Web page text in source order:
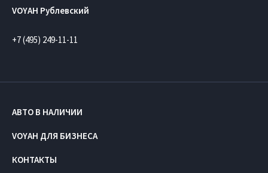
VOYAH Рублевский
+7 (495) 249-11-11
АВТО В НАЛИЧИИ
VOYAH ДЛЯ БИЗНЕСА
КОНТАКТЫ